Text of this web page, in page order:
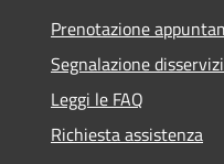
Prenotazione
Segnalazione
Leggi le FAQ
Richiesta assistenza